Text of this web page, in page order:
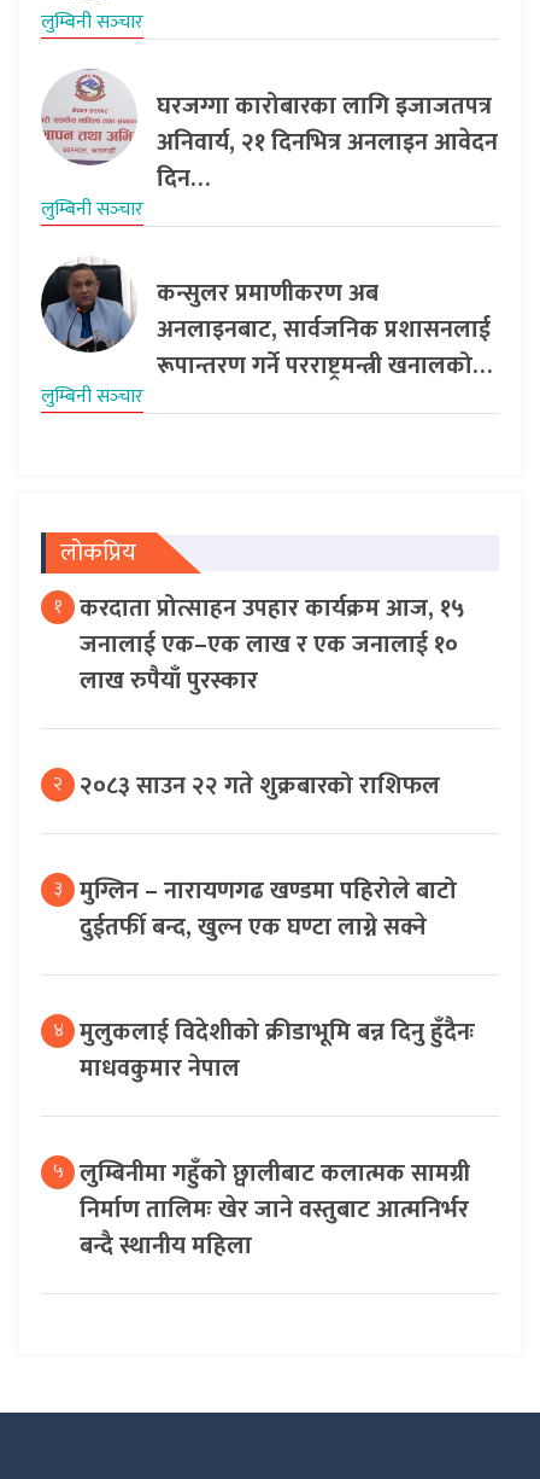
लुम्बिनी सञ्‍चार
घरजग्गा कारोबारका लागि इजाजतपत्र
अनिवार्य, २१ दिनभित्र अनलाइन आवेदन
दिन…
लुम्बिनी सञ्‍चार
कन्सुलर प्रमाणीकरण अब
अनलाइनबाट, सार्वजनिक प्रशासनलाई
रूपान्तरण गर्ने परराष्ट्रमन्त्री खनालको…
लुम्बिनी सञ्‍चार
लोकप्रिय
१ करदाता प्रोत्साहन उपहार कार्यक्रम आज, १५
जनालाई एक–एक लाख र एक जनालाई १०
लाख रुपैयाँ पुरस्कार
२ २०८३ साउन २२ गते शुक्रबारको राशिफल
३ मुग्लिन – नारायणगढ खण्डमा पहिरोले बाटो
दुईतर्फी बन्द, खुल्न एक घण्टा लाग्ने सक्ने
४ मुलुकलाई विदेशीको क्रीडाभूमि बन्न दिनु हुँदैनः
माधवकुमार नेपाल
५ लुम्बिनीमा गहुँको छ्वालीबाट कलात्मक सामग्री
निर्माण तालिमः खेर जाने वस्तुबाट आत्मनिर्भर
बन्दै स्थानीय महिला